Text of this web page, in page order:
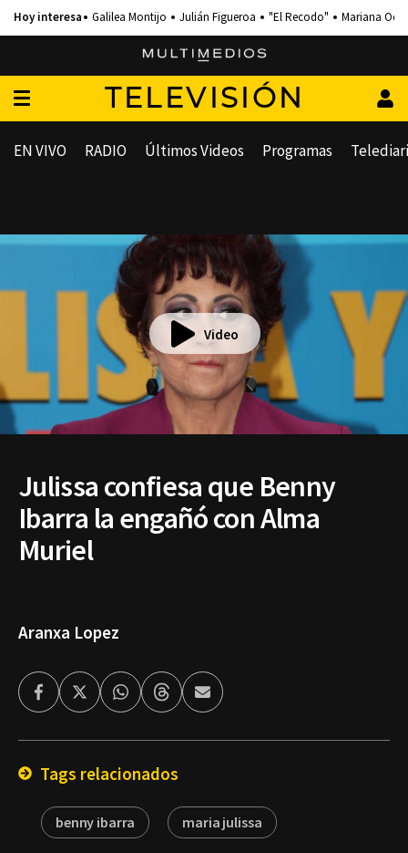
Galilea Montijo Julián Figueroa "El Recodo" Mariana
TELEVISIÓN
EN VIVO RADIO Últimos Videos Programas
Video
Julissa confiesa que Benny
Ibarra la engañó con Alma
Muriel
Aranxa Lopez
FacebookTwitterWhatsappThreadsEnviar
por
Tags relacionados
benny ibarra maria julissa